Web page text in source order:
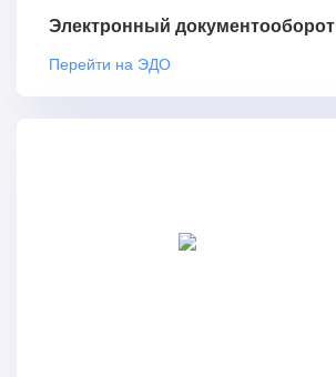
Электронный документооборот
Перейти на ЭДО